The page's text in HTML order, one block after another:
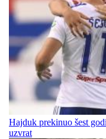
Hajduk prekinuo šest
uzvrat